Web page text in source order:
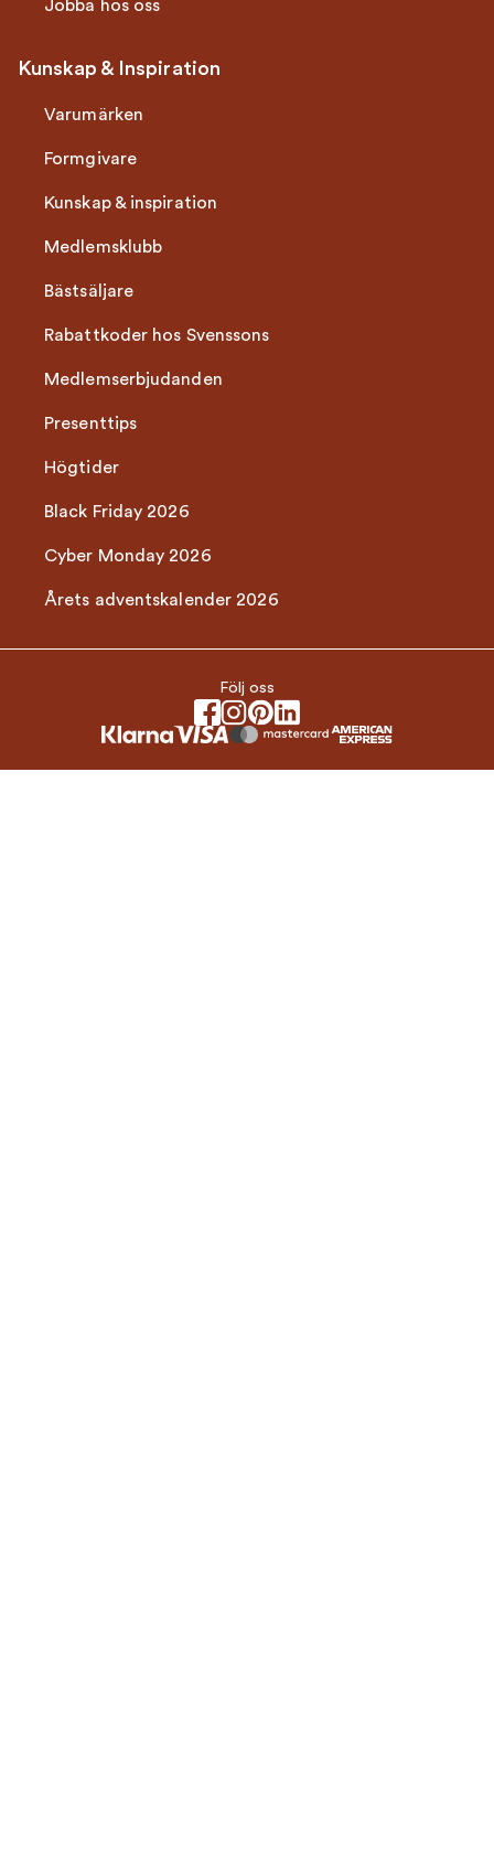
Jobba hos oss
Kunskap & Inspiration
Varumärken
Formgivare
Kunskap & inspiration
Medlemsklubb
Bästsäljare
Rabattkoder hos Svenssons
Medlemserbjudanden
Presenttips
Högtider
Black Friday 2026
Cyber Monday 2026
Årets adventskalender 2026
Följ oss